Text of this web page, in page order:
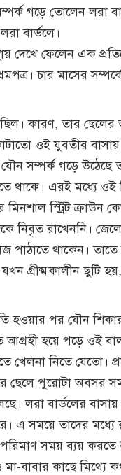
গড়ে তোলেন লরা
বার্ডলে।
দেখে ফেলেন এক
চার মাসের
কারণ, তার
ওই যুবতীর
সম্পর্ক গড়ে উঠেছে
থাকে। এরই মধ্যে ওই
মিনশাল স্ট্রিট
নিবৃত রাখেননি।
পাঠাতে থাকেন।
গ্রীষ্মকালীন
হওয়ার পর যৌন
আগ্রহী হয়ে পড়ে ওই
খেলনা নিতে যেতো।
ছেলে পুরোটা অবসর
লরা বার্ডলের
এ সময়ে তাদের
সময় ব্যয় করতে
বাবার কাছে